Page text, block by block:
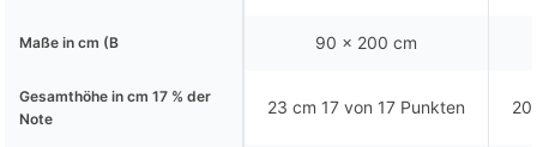
Maße in cm (B 90 x 200 cm
Gesamthöhe in cm 17 % der
Note
23 cm 17 von 17 Punkten 20